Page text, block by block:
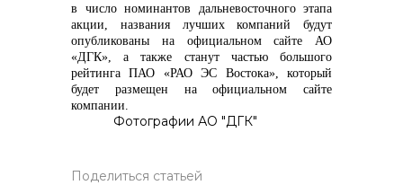
в число номинантов дальневосточного этапа
акции, названия лучших компаний будут
опубликованы на официальном сайте АО
«ДГК», а также станут частью большого
рейтинга ПАО «РАО ЭС Востока», который
будет размещен на официальном сайте
компании.
Фотографии АО "ДГК"
Поделиться статьей